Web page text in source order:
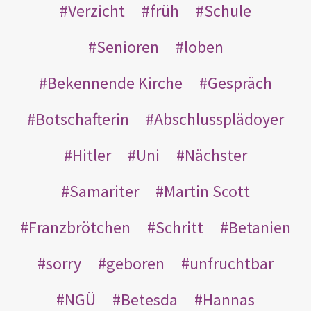
Verzicht
früh
Schule
Senioren
loben
Bekennende Kirche
Gespräch
Botschafterin
Abschlussplädoyer
Hitler
Uni
Nächster
Samariter
Martin Scott
Franzbrötchen
Schritt
Betanien
sorry
geboren
unfruchtbar
NGÜ
Betesda
Hannas